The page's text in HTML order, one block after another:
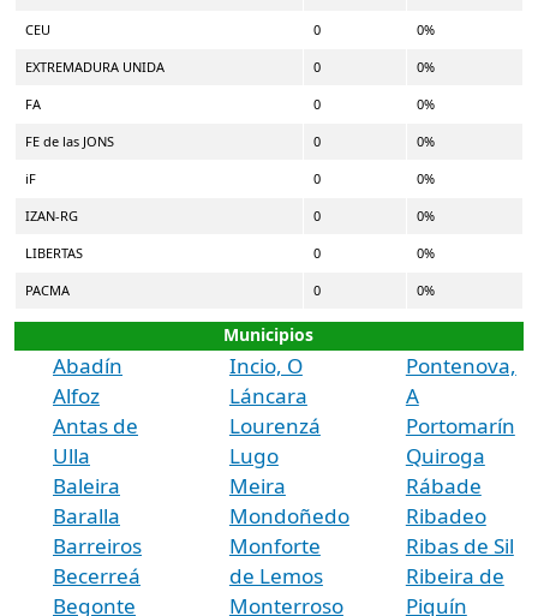
CEU 0 0%
EXTREMADURA UNIDA 0 0%
FA 0 0%
FE de las JONS 0 0%
iF 0 0%
IZAN-RG 0 0%
LIBERTAS 0 0%
PACMA 0 0%
Municipios
Abadín
Alfoz
Antas de
Ulla
Baleira
Baralla
Barreiros
Becerreá
Begonte
Incio, O
Láncara
Lourenzá
Lugo
Meira
Mondoñedo
Monforte
de Lemos
Monterroso
Pontenova,
A
Portomarín
Quiroga
Rábade
Ribadeo
Ribas de Sil
Ribeira de
Piquín